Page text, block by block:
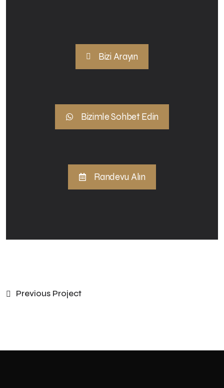
Bizi Arayın
Bizimle Sohbet Edin
Randevu Alın
Previous Project